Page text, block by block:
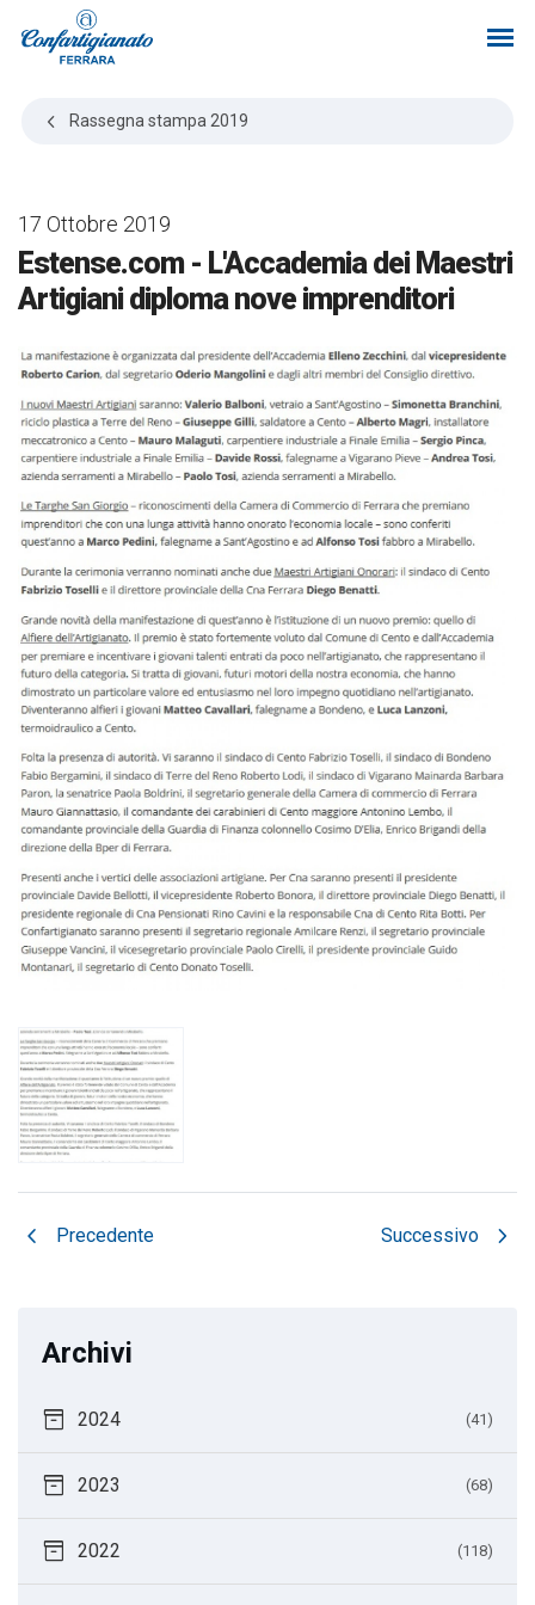
Rassegna stampa 2019
17 Ottobre 2019
Estense.com - L'Accademia dei Maestri
Artigiani diploma nove imprenditori
chevron_left Precedente Successivo chevron_right
Archivi
inventory_2 2024 (41)
inventory_2 2023 (68)
inventory_2 2022 (118)